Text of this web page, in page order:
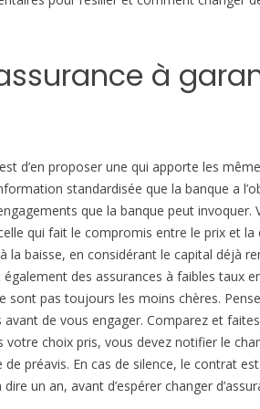
n
c
h
a
n
g
e
r
?
à
d’en proposer une qui apporte les
standardisée que la banque a
que la banque peut invoquer.
qui fait le compromis entre le prix et la
baisse, en considérant le capital déjà
des assurances à faibles taux
pas toujours les moins chères.
de vous engager. Comparez et
choix pris, vous devez notifier le
préavis. En cas de silence, le contrat
un an, avant d’espérer changer